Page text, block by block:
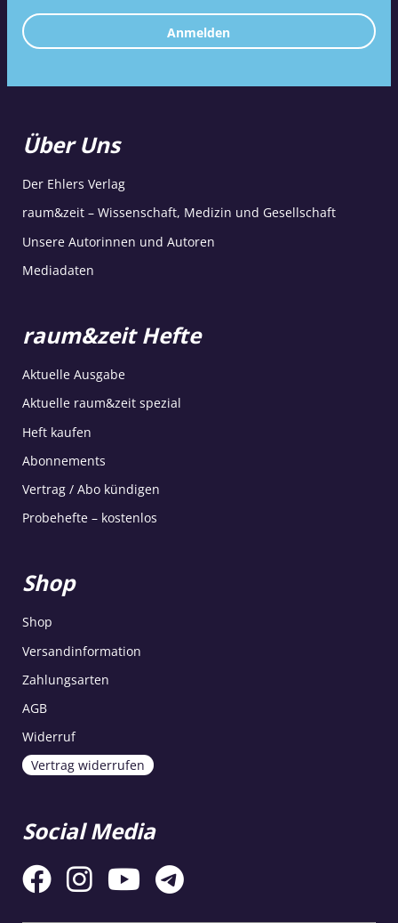
Anmelden
Über Uns
Der Ehlers Verlag
raum&zeit – Wissenschaft, Medizin und Gesellschaft
Unsere Autorinnen und Autoren
Mediadaten
raum&zeit Hefte
Aktuelle Ausgabe
Aktuelle raum&zeit spezial
Heft kaufen
Abonnements
Vertrag / Abo kündigen
Probehefte – kostenlos
Shop
Shop
Versandinformation
Zahlungsarten
AGB
Widerruf
Vertrag widerrufen
Social Media